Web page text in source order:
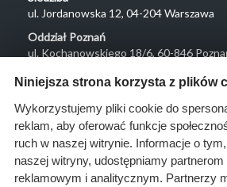
ul. Jordanowska 12, 04-204 Warszawa
Oddział Poznań
ul. Kochanowskiego 18/6, 60-846
Menu
O nas
Rozwiązania
Monitoring
przetargów
Niniejsza strona korzysta z plików
Wykorzystujemy pliki cookie do
reklam, aby oferować funkcje
ruch w naszej witrynie. Informacje o
naszej witryny, udostępniamy
reklamowym i analitycznym. Partnerzy